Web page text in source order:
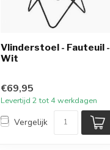
Vlinderstoel - Fauteuil -
Wit
€69,95
Levertijd 2 tot 4 werkdagen
Vergelijk